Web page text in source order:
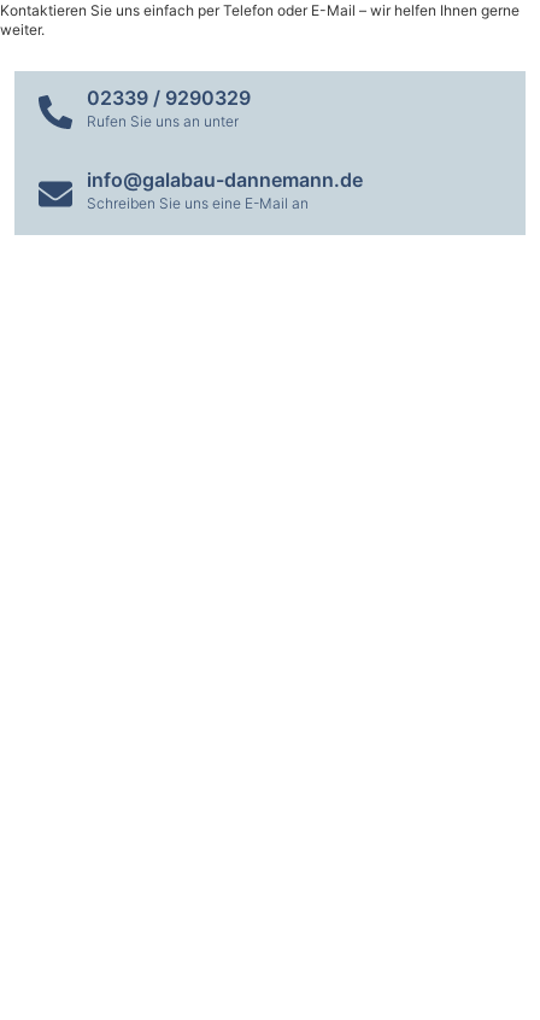
Kontaktieren Sie uns einfach per Telefon oder E-Mail – wir helfen Ihnen gerne
weiter.
02339 / 9290329
Rufen Sie uns an unter
info@galabau-dannemann.de
Schreiben Sie uns eine E-Mail an